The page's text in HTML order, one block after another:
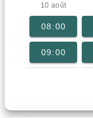
10 août
08:00
09:00